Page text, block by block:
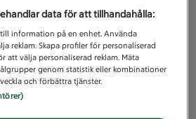
data för att tillhandahålla:
information på en enhet. Använda
reklam. Skapa profiler för personaliserad
att välja personaliserad reklam. Mäta
genom statistik eller kombinationer
och förbättra tjänster.